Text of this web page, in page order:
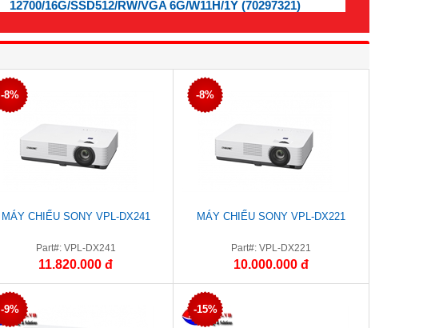
12700/16G/SSD512/RW/VGA 6G/W11H/1Y (70297321)
-8%
MÁY CHIẾU SONY VPL-DX241
Part#: VPL-DX241
11.820.000 đ
-8%
MÁY CHIẾU SONY VPL-DX221
Part#: VPL-DX221
10.000.000 đ
-9% -15%